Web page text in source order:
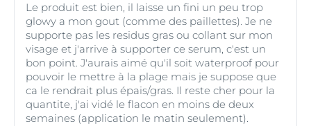
Le produit est bien, il laisse un fini un peu trop
glowy a mon gout (comme des paillettes). Je ne
supporte pas les residus gras ou collant sur mon
visage et j'arrive à supporter ce serum, c'est un
bon point. J'aurais aimé qu'il soit waterproof pour
pouvoir le mettre à la plage mais je suppose que
ca le rendrait plus épais/gras. Il reste cher pour la
quantite, j'ai vidé le flacon en moins de deux
semaines (application le matin seulement).